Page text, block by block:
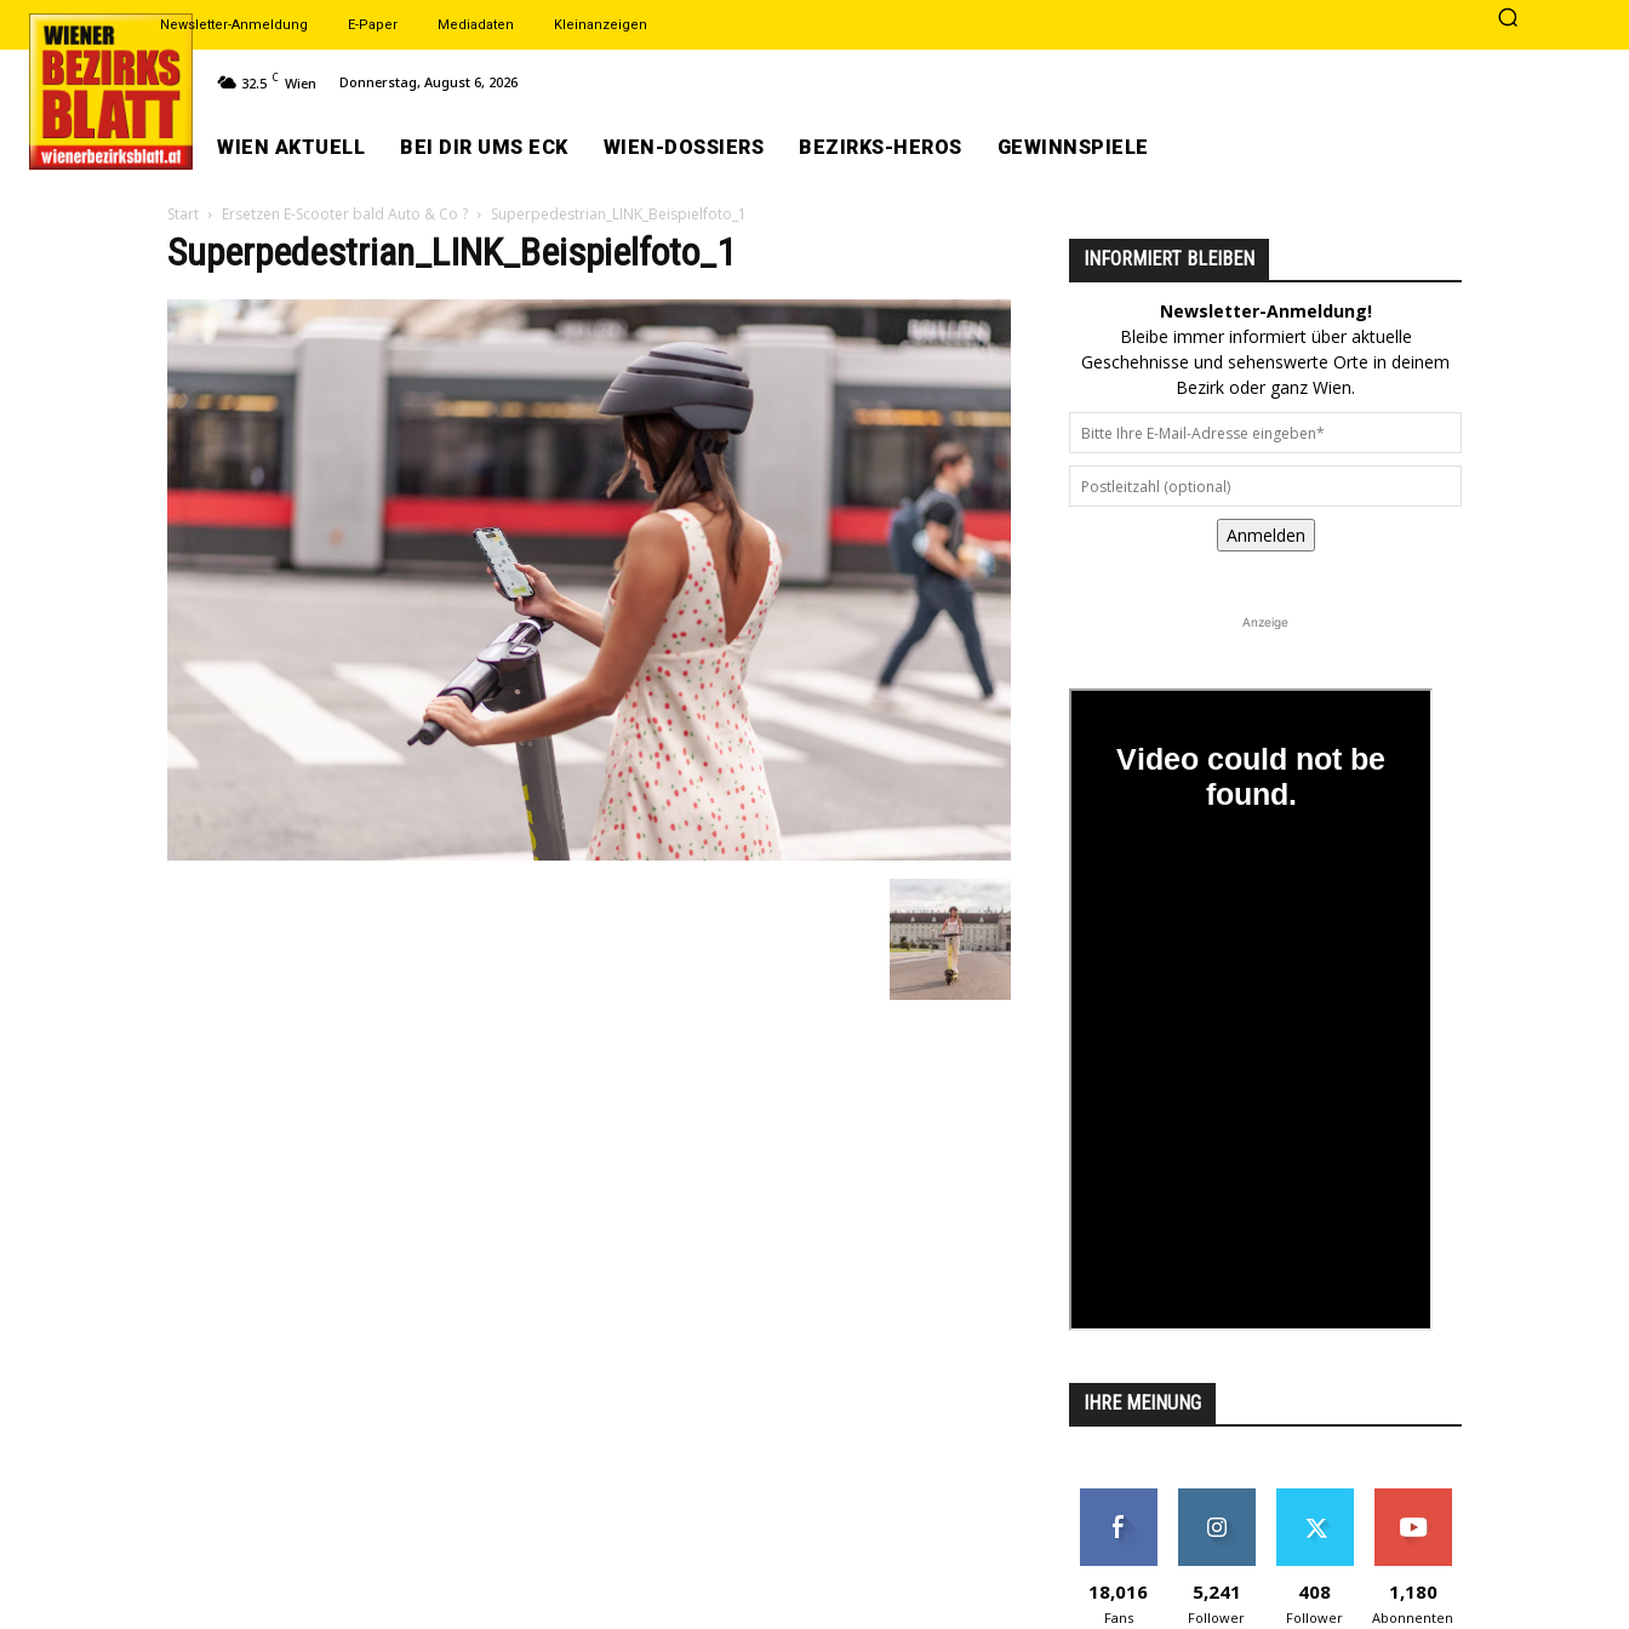
Newsletter-Anmeldung E-Paper Mediadaten Kleinanzeigen
32.5 C Wien Donnerstag, August 6, 2026
WIEN AKTUELL BEI DIR UMS ECK WIEN-DOSSIERS BEZIRKS-HEROS GEWINNSPIELE
Start Ersetzen E-Scooter bald Auto & Co ? Superpedestrian_LINK_Beispielfoto_1
Superpedestrian_LINK_Beispielfoto_1 INFORMIERT BLEIBEN
Newsletter-Anmeldung!
Bleibe immer informiert über aktuelle
Geschehnisse und sehenswerte Orte in deinem
Bezirk oder ganz Wien.
Anmelden
Anzeige
IHRE MEINUNG
18,016
Fans
5,241
Follower
408
Follower
1,180
Abonnenten